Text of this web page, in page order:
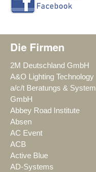
Die Firmen
2M Deutschland GmbH
A&O Lighting Technology
a/c/t Beratungs & System
GmbH
Abbey Road Institute
Absen
AC Event
ACB
Active Blue
AD-Systems